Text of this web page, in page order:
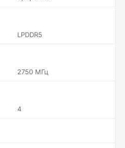
LPDDR5
2750 МГц
4